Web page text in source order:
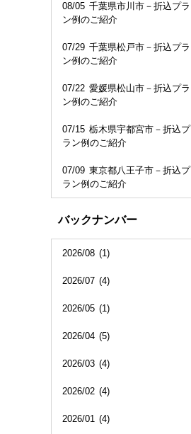
08/05 千葉県市川市－折込プラ
ン例のご紹介
07/29 千葉県松戸市－折込プラ
ン例のご紹介
07/22 愛媛県松山市－折込プラ
ン例のご紹介
07/15 栃木県宇都宮市－折込プ
ラン例のご紹介
07/09 東京都八王子市－折込プ
ラン例のご紹介
バックナンバー
2026/08 (1)
2026/07 (4)
2026/05 (1)
2026/04 (5)
2026/03 (4)
2026/02 (4)
2026/01 (4)